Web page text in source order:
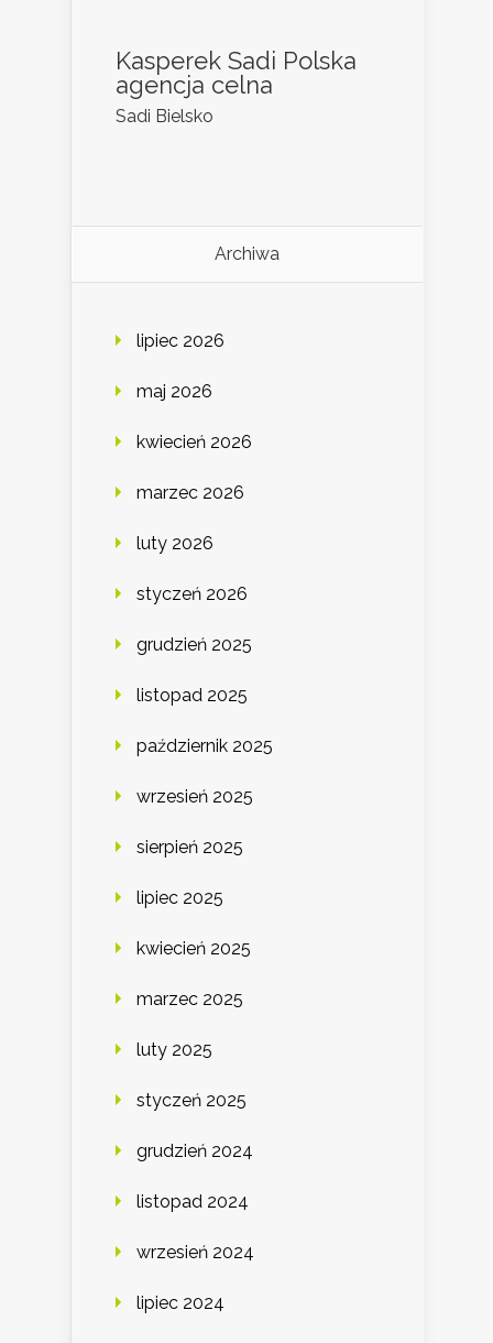
Kasperek Sadi Polska
agencja celna
Sadi Bielsko
Archiwa
lipiec 2026
maj 2026
kwiecień 2026
marzec 2026
luty 2026
styczeń 2026
grudzień 2025
listopad 2025
październik 2025
wrzesień 2025
sierpień 2025
lipiec 2025
kwiecień 2025
marzec 2025
luty 2025
styczeń 2025
grudzień 2024
listopad 2024
wrzesień 2024
lipiec 2024